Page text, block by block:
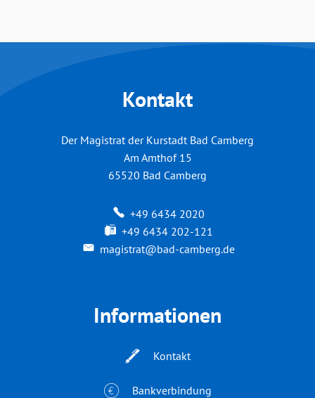
Kontakt
Der Magistrat der Kurstadt Bad Camberg
Am Amthof 15
65520 Bad Camberg
+49 6434 2020
+49 6434 202-121
magistrat@bad-camberg.de
Informationen
Kontakt
Bankverbindung